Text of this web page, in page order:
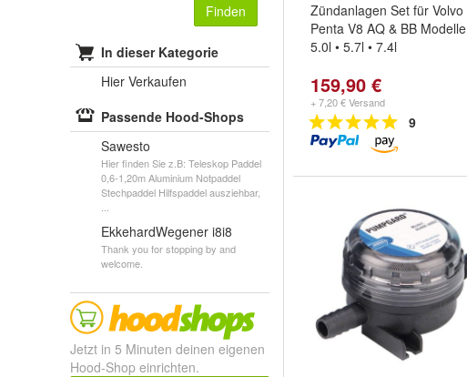
Finden
In dieser Kategorie
Hier Verkaufen
Passende Hood-Shops
Sawesto
Hier finden Sie z.B: Teleskop Paddel
0,6-1,20m Aluminium Notpaddel
Stechpaddel Hilfspaddel ausziehbar,
EkkehardWegener i8i8
Thank you for stopping by and
welcome.
Jetzt in 5 Minuten deinen eigenen
Hood-Shop einrichten.
Zündanlagen Set für Volvo
Penta V8 AQ & BB Modelle
5.0l • 5.7l • 7.4l
159,90 €
+ 7,20 € Versand
9